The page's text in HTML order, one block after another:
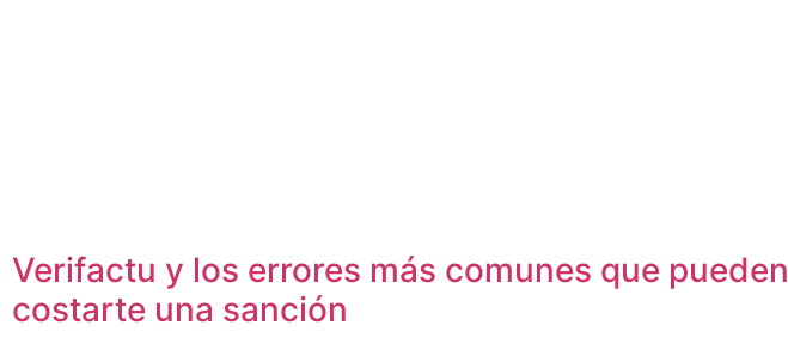
Verifactu y los errores más comunes que pueden
costarte una sanción